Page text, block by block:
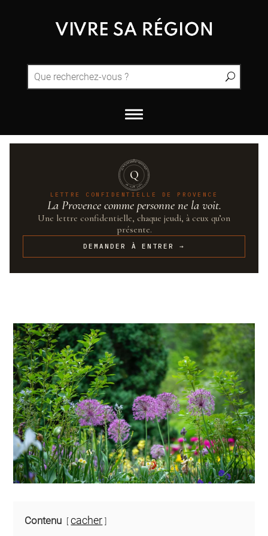
QUINTESSENCE·PROVENCE
UN·SUR·CENT
Q
LETTRE CONFIDENTIELLE DE PROVENCE
La Provence comme personne ne la voit.
Une lettre confidentielle, chaque jeudi, à ceux qu’on
présente.
DEMANDER À ENTRER →
Contenu
cacher